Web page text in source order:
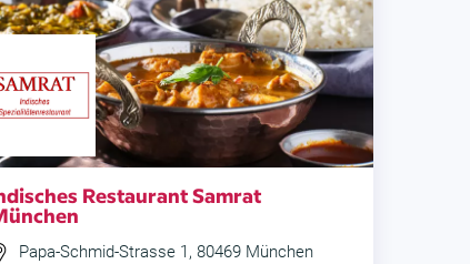
Restaurant Samrat
Papa-Schmid-Strasse 1, 80469 München